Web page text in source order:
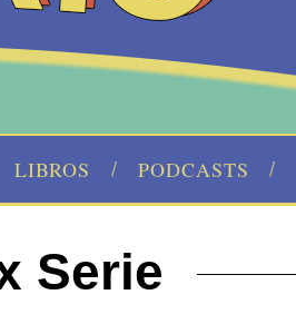
LIBROS PODCASTS
Serie